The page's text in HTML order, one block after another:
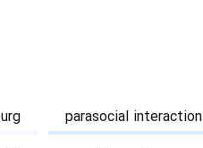
parasocial interaction